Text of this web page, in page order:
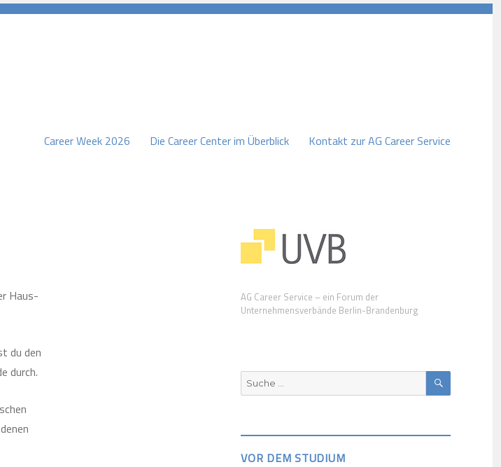
Career Week 2026 Die Career Center im Überblick Kontakt zur AG Career Service
Haus-
du den
durch.
AG Career Service – ein Forum der
Unternehmensverbände Berlin-Brandenburg
Suche
nach:
SUCHEN
VOR DEM STUDIUM